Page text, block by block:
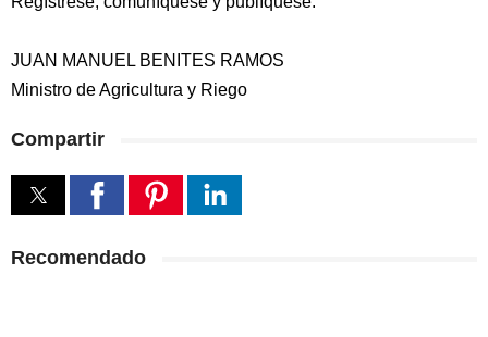
JUAN MANUEL BENITES RAMOS
Ministro de Agricultura y Riego
Compartir
Recomendado